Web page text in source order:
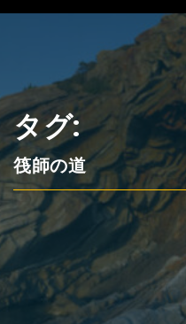
タグ:
筏師の道